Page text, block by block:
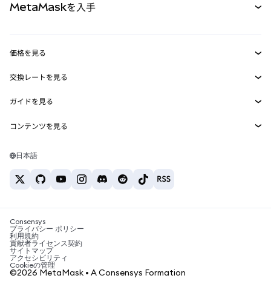
RWA
MetaMask Connect
Snaps
Web3サービス
MetaMaskを入手
セキュリティ
サポート
キャリア
お問い合わせ
価格を見る
イーサリアムの価格
Solanaの価格
Tetherの価格
交換レートを見る
ETH→USD
USDT→INR
BTC→INR
ETH→USDT
ガイドを見る
ETHの購入
USDTの購入
SHIBの購入
BNBの購入
コンテンツを見る
Solanaウォレット
税制関連ニュース
暗号資産の購入方法は？
ビットコインを売るには？
日本語
Consensys
プライバシー ポリシー
利用規約
貢献者ライセンス契約
サイトマップ
アクセシビリティ
Cookieの管理
©2026 MetaMask • A Consensys Formation